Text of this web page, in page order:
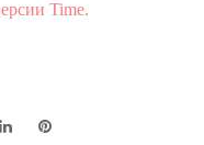
Time.